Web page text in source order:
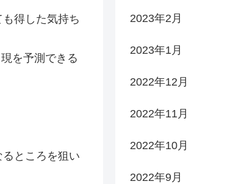
得した気持ち
を予測できる
ところを狙い
2023年2月
2023年1月
2022年12月
2022年11月
2022年10月
2022年9月